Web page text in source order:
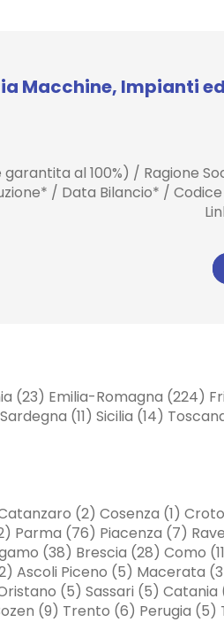
Macchine, Impianti
al 100%) / Ragione
/ Data Bilancio* /
Emilia-Romagna (224)
Sardegna (11) Sicilia (14)
(2) Cosenza (1)
(76) Piacenza (7)
(38) Brescia (28) Como
Ascoli Piceno (5) Macerata
(5) Sassari (5)
(9) Trento (6) Perugia